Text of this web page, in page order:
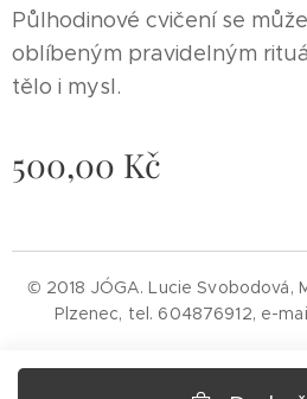
Půlhodinové cvičení se
oblíbeným pravidelným
tělo i mysl.
500,00 Kč
© 2018 JÓGA. Lucie Svobodová,
Plzenec, tel. 604876912, e-